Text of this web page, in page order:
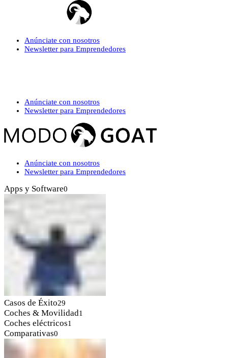
Anúnciate con nosotros
Newsletter para Emprendedores
Anúnciate con nosotros
Newsletter para Emprendedores
Anúnciate con nosotros
Newsletter para Emprendedores
Apps y Software0
Casos de Éxito29
Coches & Movilidad1
Coches eléctricos1
Comparativas0